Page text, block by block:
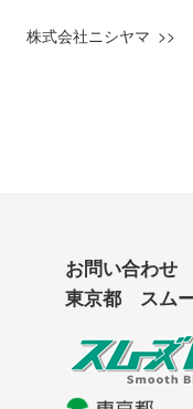
株式会社ニシヤマ
お問い合わせ
東京都 スム